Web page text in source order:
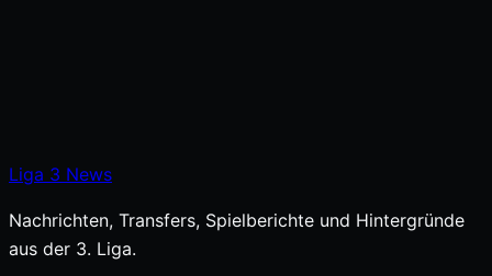
Liga 3 News
Nachrichten, Transfers, Spielberichte und Hintergründe
aus der 3. Liga.